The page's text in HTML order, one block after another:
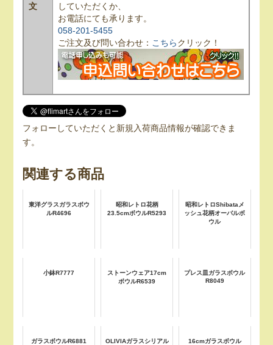
文
していただくか、
お電話にても承ります。
058-201-5455
ご注文及び問い合わせ： こちらクリック！
フォローしていただくと新規入荷商品情報が確認できま
す。
関連する商品
東洋グラスガラスボウ
ルR4696
昭和レトロ花柄
23.5cmボウルR5293
昭和レトロShibataメ
ッシュ花柄オーバルボ
ウル
小鉢R7777
ストーンウェア17cm
ボウルR6539
プレス皿ガラスボウル
R8049
ガラスボウルR6881
OLIVIAガラスシリアル
16cmガラスボウル